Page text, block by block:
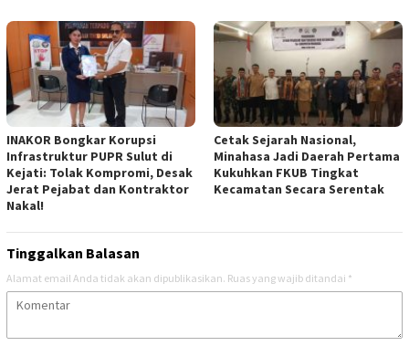
INAKOR Bongkar Korupsi
Infrastruktur PUPR Sulut di
Kejati: Tolak Kompromi, Desak
Jerat Pejabat dan Kontraktor
Nakal!
Cetak Sejarah Nasional,
Minahasa Jadi Daerah Pertama
Kukuhkan FKUB Tingkat
Kecamatan Secara Serentak
Tinggalkan Balasan
Alamat email Anda tidak akan dipublikasikan. Ruas yang wajib ditandai *